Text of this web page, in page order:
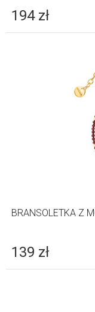
194 zł
BRANSOLETKA Z
139 zł